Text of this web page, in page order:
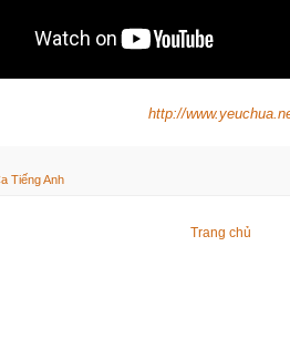
http://
Tiếng Anh
Trang chủ